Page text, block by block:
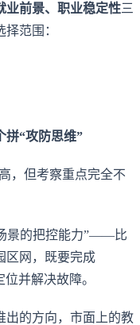
业前景、职业稳定性三
范围：
拼“攻防思维”
，但考察重点完全不
景的把控能力”——比
区网，既要完成
并解决故障。
出的方向，市面上的教